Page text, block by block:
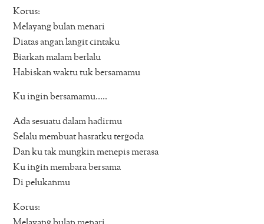
Korus:
Melayang bulan menari
Diatas angan langit cintaku
Biarkan malam berlalu
Habiskan waktu tuk bersamamu
Ku ingin bersamamu…..
Ada sesuatu dalam hadirmu
Selalu membuat hasratku tergoda
Dan ku tak mungkin menepis merasa
Ku ingin membara bersama
Di pelukanmu
Korus: